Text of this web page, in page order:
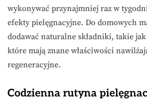
wykonywać przynajmniej raz w
efekty pielęgnacyjne. Do domowych
dodawać naturalne składniki, takie
które mają znane właściwości
regeneracyjne.
Codzienna rutyna